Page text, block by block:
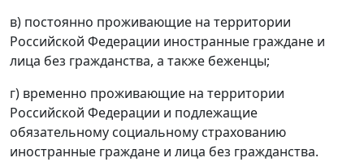
в) постоянно проживающие на территории
Российской Федерации иностранные граждане и
лица без гражданства, а также беженцы;
г) временно проживающие на территории
Российской Федерации и подлежащие
обязательному социальному страхованию
иностранные граждане и лица без гражданства.